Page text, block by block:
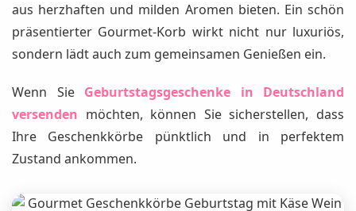
aus herzhaften und milden Aromen bieten. Ein schön
präsentierter Gourmet-Korb wirkt nicht nur luxuriös,
sondern lädt auch zum gemeinsamen Genießen ein.
Wenn Sie Geburtstagsgeschenke in Deutschland
versenden möchten, können Sie sicherstellen, dass
Ihre Geschenkkörbe pünktlich und in perfektem
Zustand ankommen.